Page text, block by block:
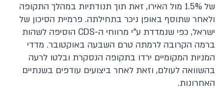
של 1.5% מול האירו, זאת תוך תנודתיות במהלך התקופה
ולאחר שתוסף באופן ניכר בתחילתה. פרמיית הסיכון של
ישראל, כפי שנמדדת ע"י מרווחי ה-CDS הוסיפה לשהות
ברמה הקרובה לרמתה טרם השבעה באוקטובר. מדדי
המניות המקומיים ירדו בתקופה הנסקרת ובלטו לרעה
בהשוואה לעולם, וזאת לאחר ביצועים עודפים בשנתיים
האחרונות.